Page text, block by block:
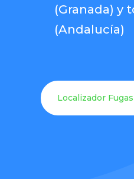
(Granada) y
(Andalucía)
Localizador